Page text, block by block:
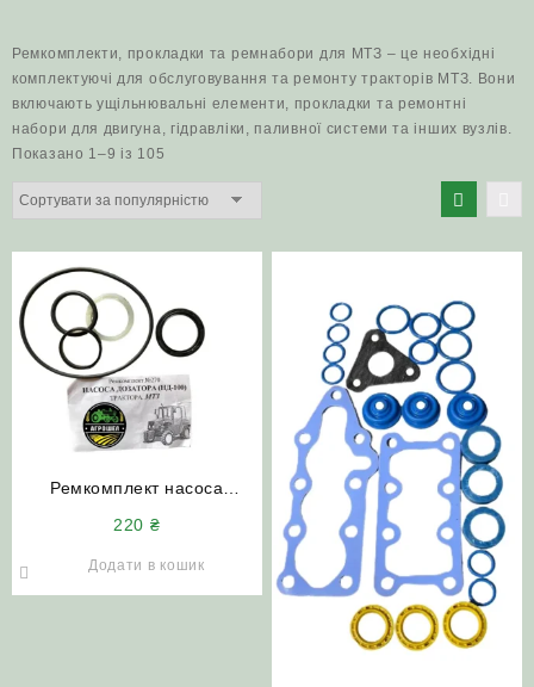
Ремкомплекти, прокладки та ремнабори для МТЗ – це необхідні
комплектуючі для обслуговування та ремонту тракторів МТЗ. Вони
включають ущільнювальні елементи, прокладки та ремонтні
набори для двигуна, гідравліки, паливної системи та інших вузлів.
Показано 1–9 із 105
популярністю
Ремкомплект насоса
220 ₴
Додати в кошик